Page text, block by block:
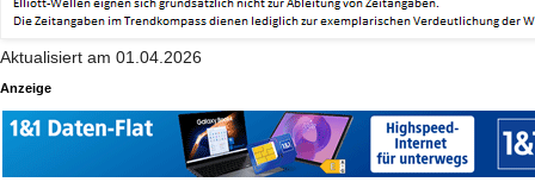
Aktualisiert am 01.04.2026
Anzeige